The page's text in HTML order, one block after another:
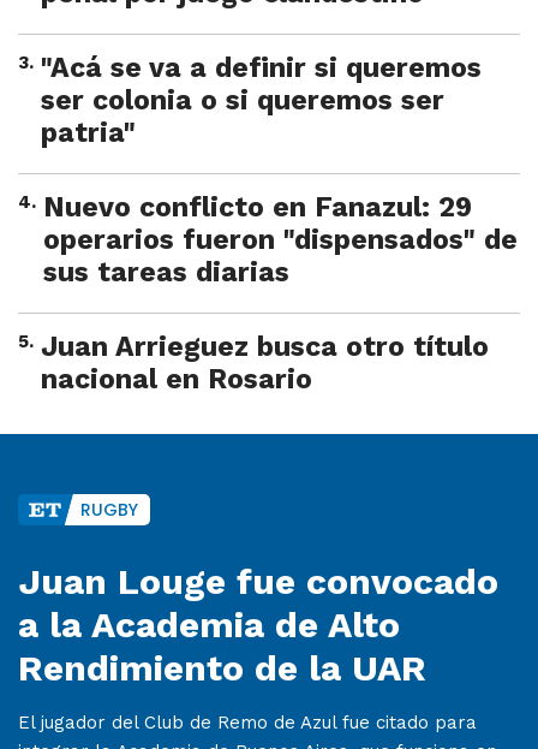
3. "Acá se va a definir si queremos
ser colonia o si queremos ser
patria"
4. Nuevo conflicto en Fanazul: 29
operarios fueron "dispensados" de
sus tareas diarias
5. Juan Arrieguez busca otro título
nacional en Rosario
RUGBY
Juan Louge fue convocado
a la Academia de Alto
Rendimiento de la UAR
El jugador del Club de Remo de Azul fue citado para